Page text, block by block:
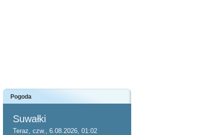
Pogoda